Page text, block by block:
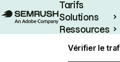
Tarifs
Solutions
Ressources
Vérifier le